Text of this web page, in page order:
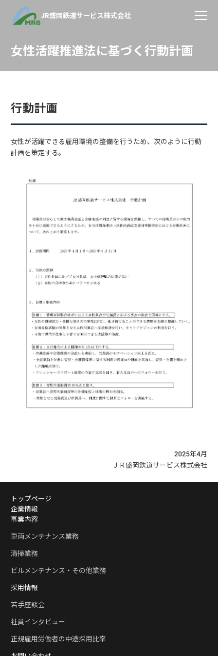
JR盛岡鉄道サービス株式会社
女性活躍推進法に基づく行動計画
行動計画
女性が活躍できる雇用環境の整備を行うため、次のように行動
計画を策定する。
2025年4月
ＪＲ盛岡鉄道サービス株式会社
トップページ
企業情報
事業内容
車両メンテナンス業務
清掃業務
ビルメンテナンス・その他業務
採用情報
若手座談会
社員インタビュー
正規雇用労働者の中途採用比率